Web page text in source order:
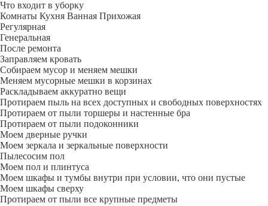
Что входит в уборку
Регу­лярная
Гене­ральная
После ремонта
Заправляем кровать
Собираем мусор и меняем мешки
Меняем мусорные мешки в корзинах
Раскладываем аккуратно вещи
Протираем пыль на всех доступных и свободных поверхностях
Протираем от пыли торшеры и настенные бра
Протираем от пыли подоконники
Моем дверные ручки
Моем зеркала и зеркальные поверхности
Пылесосим пол
Моем пол и плинтуса
Моем шкафы и тумбы внутри при условии, что они пустые
Моем шкафы сверху
Протираем от пыли все крупные предметы